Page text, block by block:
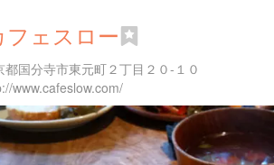
フェスロー
都国分寺市東元町２丁目２０-１０
www.cafeslow.com/